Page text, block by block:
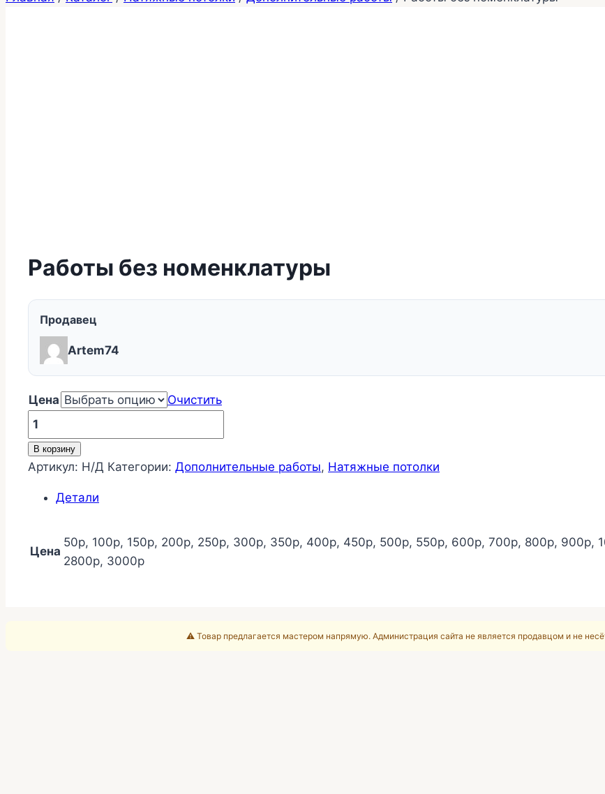
Работы без номенклатуры
Продавец
Artem74
Цена
Очистить
Количество
товара
Работы
без
номенклатуры
В корзину
Артикул: Н/Д Категории: Дополнительные работы, Натяжные потолки
Детали
Цена
50р, 100р, 150р, 200р, 250р, 300р, 350р, 400р, 450р, 500р, 550р, 600р, 700р, 800р, 900р,
2800р, 3000р
⚠️ Товар предлагается мастером напрямую. Администрация сайта не является продавцом и не